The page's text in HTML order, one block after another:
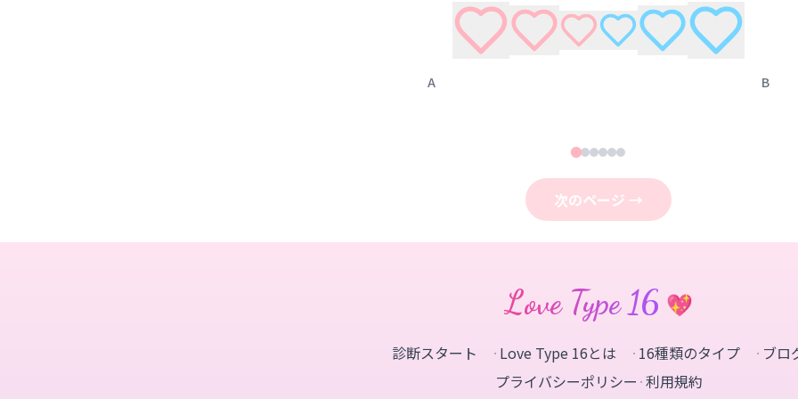
A B
次のページ →
Love Type 16 💖
診断スタート · Love Type 16とは · 16種類のタイプ · ブロ
プライバシーポリシー ·利用規約